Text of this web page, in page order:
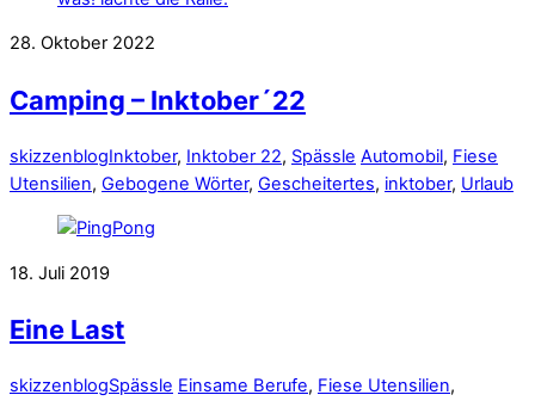
28. Oktober 2022
Camping – Inktober´22
skizzenblogInktober, Inktober 22, Spässle Automobil, Fiese
Utensilien, Gebogene Wörter, Gescheitertes, inktober, Urlaub
18. Juli 2019
Eine Last
skizzenblogSpässle Einsame Berufe, Fiese Utensilien,